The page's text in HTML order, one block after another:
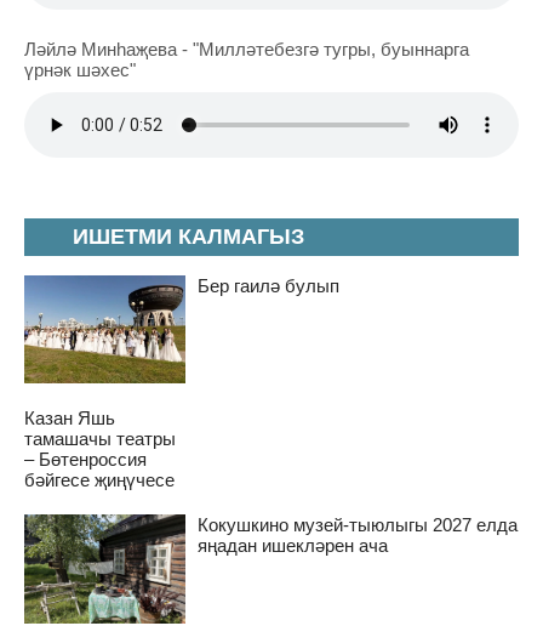
ИШЕТМИ КАЛМАГЫЗ
Бер гаилә булып
Казан Яшь
тамашачы театры
– Бөтенроссия
бәйгесе җиңүчесе
Кокушкино музей-тыюлыгы 2027 елда
яңадан ишекләрен ача
Ләйлә Минһаҗева - "Милләтебезгә тугры, буыннарга
үрнәк шәхес"